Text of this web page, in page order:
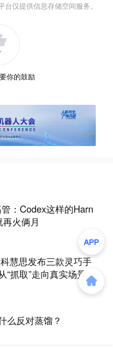
仅提供信息存储空间服务。
你的鼓励
：Codex这样的Harn
火俩月
慧思发布三款灵巧手
“抓取”走向真实场景作
么反对蒸馏？